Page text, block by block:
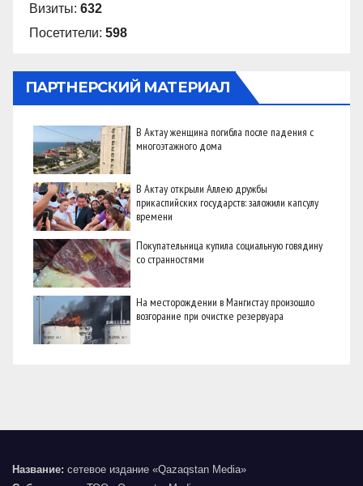
Визиты: 632
Посетители: 598
ПАРТНЕРСКИЙ МАТЕРИАЛ
В Актау женщина погибла после падения с
многоэтажного дома
В Актау открыли Аллею дружбы
прикаспийских государств: заложили капсулу
времени
Покупательница купила социальную говядину
со странностями
На месторождении в Мангистау произошло
возгорание при очистке резервуара
Название: сетевое издание «Qazaqstan Media»